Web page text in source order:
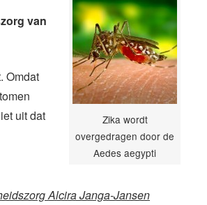
Zika wordt
overgedragen door de
Aedes aegypti
van
Omdat
uit dat
Alcira Janga-Jansen